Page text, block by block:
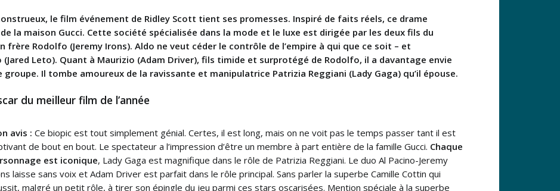
le film événement de Ridley Scott tient ses promesses. Inspiré de faits réels, ce drame
la maison Gucci. Cette société spécialisée dans la mode et le luxe est dirigée par les deux fils du
frère Rodolfo (Jeremy Irons). Aldo ne veut céder le contrôle de l’empire à qui que ce soit – et
Leto). Quant à Maurizio (Adam Driver), fils timide et surprotégé de Rodolfo, il a davantage envie
Il tombe amoureux de la ravissante et manipulatrice Patrizia Reggiani (Lady Gaga) qu’il épouse.
du meilleur film de l’année
avis : Ce biopic est tout simplement génial. Certes, il est long, mais on ne voit pas le temps passer tant il est
de bout en bout. Le spectateur a l’impression d’être un membre à part entière de la famille Gucci. Chaque
est iconique, Lady Gaga est magnifique dans le rôle de Patrizia Reggiani. Le duo Al Pacino-Jeremy
laisse sans voix et Adam Driver est parfait dans le rôle principal. Sans parler la superbe Camille Cottin qui
malgré un petit rôle, à tirer son épingle du jeu parmi ces stars oscarisées. Mention spéciale à la superbe